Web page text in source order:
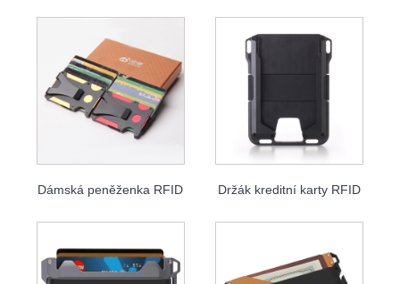
Dámská peněženka RFID Držák kreditní karty RFID